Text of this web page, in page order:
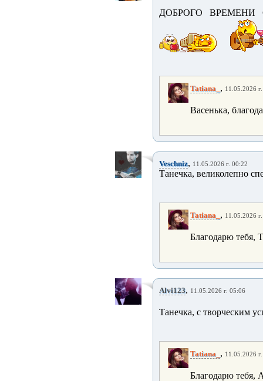
ДОБРОГО ВРЕМЕНИ
Tatiana_ , 11.05.2026
Васенька,
Veschniz, 11.05.2026 г. 00:22
Танечка, великолепно
Tatiana_ , 11.05.2026
Благодарю тебя,
Alvi123, 11.05.2026 г. 05:06
Танечка, с творческим
Tatiana_ , 11.05.2026
Благодарю тебя,